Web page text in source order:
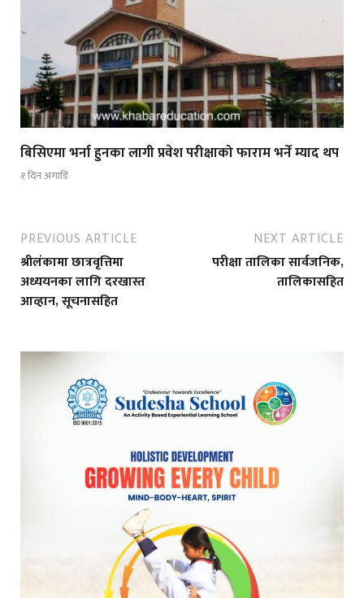
बिसिएमा भर्ना हुनका लागी प्रवेश परीक्षाको फाराम भर्ने म्याद थप
१ दिन अगाडि
PREVIOUS ARTICLE
श्रीलंकामा छात्रवृत्तिमा
अध्ययनका लागि दरखास्त
आव्हान, सूचनासहित
NEXT ARTICLE
परीक्षा तालिका सार्वजनिक,
तालिकासहित